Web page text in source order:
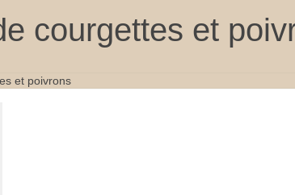
Apéritifs Cuisine française traditionnelle
Les astuces
courgettes et